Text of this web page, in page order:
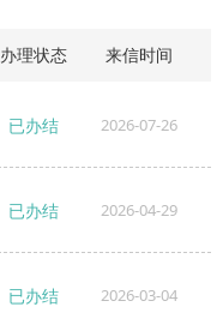
办理状态 来信时间
已办结 2026-07-26
已办结 2026-04-29
已办结 2026-03-04